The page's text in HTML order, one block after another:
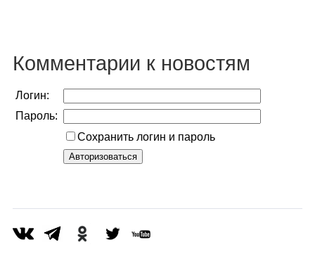
Объявления
Комментарии к новостям
Логин:
Пароль:
Сохранить логин и пароль